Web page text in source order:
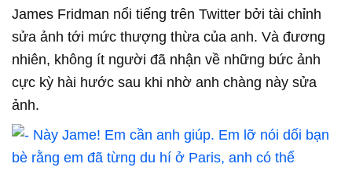
James Fridman nổi tiếng trên Twitter bởi tài chỉnh
sửa ảnh tới mức thượng thừa của anh. Và đương
nhiên, không ít người đã nhận về những bức ảnh
cực kỳ hài hước sau khi nhờ anh chàng này sửa
ảnh.